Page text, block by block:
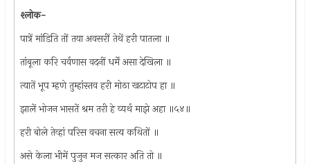
श्लोक-
पात्रें मांडिति तों तया अवसरीं तेथें हरी पातला ॥
तांबूला करि चर्वणास वदनीं धर्में असा देखिला ॥
त्यातें भूप म्हणे तुम्हांस्तव हरी मोठा खटाटोप हा ॥
झालें भोजन भासतें श्रम तरी हे व्यर्थ माझे अहा ॥५४॥
हरी बोले तेव्हां परिस वचना सत्य कथितों ॥
असे केला भीमें पुजुन मज सत्कार अति तो ॥